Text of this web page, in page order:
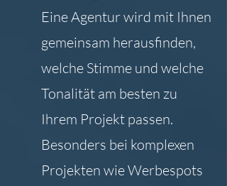
Eine Agentur wird mit Ihnen
gemeinsam herausfinden,
welche Stimme und welche
Tonalität am besten zu
Ihrem Projekt passen.
Besonders bei komplexen
Projekten wie Werbespots